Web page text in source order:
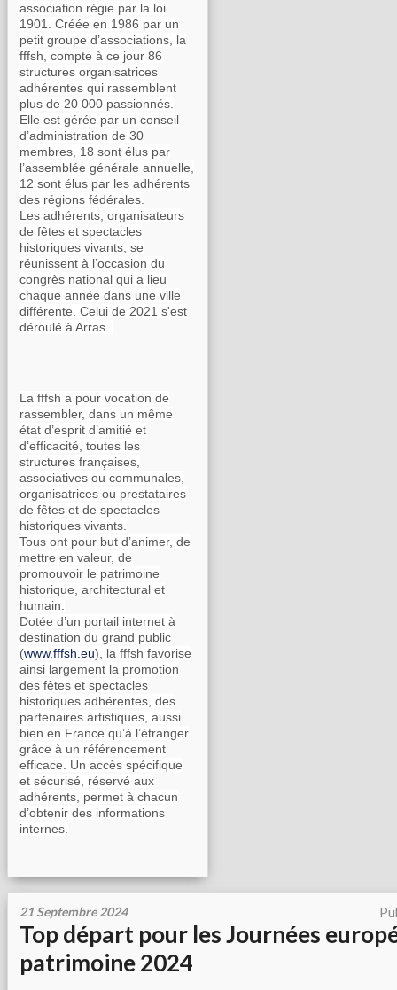
association régie par la loi
1901. Créée en 1986 par un
petit groupe d’associations, la
fffsh, compte à ce jour 86
structures organisatrices
adhérentes qui rassemblent
plus de 20 000 passionnés.
Elle est gérée par un conseil
d’administration de 30
membres, 18 sont élus par
l’assemblée générale annuelle,
12 sont élus par les adhérents
des régions fédérales.
Les adhérents, organisateurs
de fêtes et spectacles
historiques vivants, se
réunissent à l’occasion du
congrès national qui a lieu
chaque année dans une ville
différente. Celui de 2021 s'est
déroulé à Arras.
La fffsh a pour vocation de
rassembler, dans un même
état d’esprit d’amitié et
d’efficacité, toutes les
structures françaises,
associatives ou communales,
organisatrices ou prestataires
de fêtes et de spectacles
historiques vivants.
Tous ont pour but d’animer, de
mettre en valeur, de
promouvoir le patrimoine
historique, architectural et
humain.
Dotée d’un portail internet à
destination du grand public
(www.fffsh.eu), la fffsh favorise
ainsi largement la promotion
des fêtes et spectacles
historiques adhérentes, des
partenaires artistiques, aussi
bien en France qu’à l’étranger
grâce à un référencement
efficace. Un accès spécifique
et sécurisé, réservé aux
adhérents, permet à chacun
d’obtenir des informations
internes.
21 Septembre 2024
Top départ pour les Journées
patrimoine 2024